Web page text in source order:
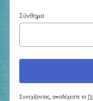
Σύνθημα
Συνεχίζοντας, αποδέχεστε το